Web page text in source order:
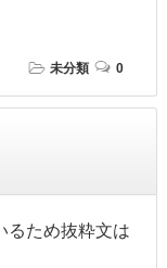
未分類 0
るため抜粋文は